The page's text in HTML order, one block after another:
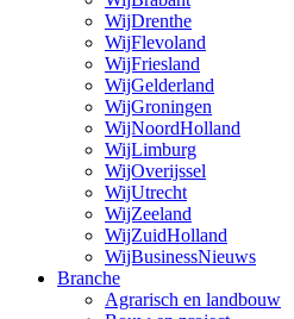
WijDrenthe
WijFlevoland
WijFriesland
WijGelderland
WijGroningen
WijNoordHolland
WijLimburg
WijOverijssel
WijUtrecht
WijZeeland
WijZuidHolland
WijBusinessNieuws
Branche
Agrarisch en landbouw